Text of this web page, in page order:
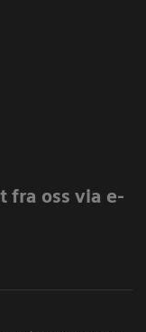
fra oss via e-